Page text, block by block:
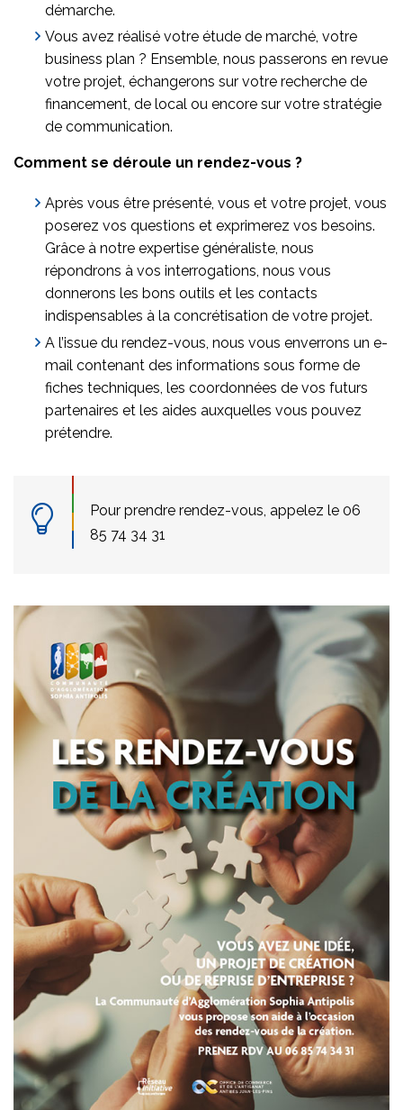
démarche.
Vous avez réalisé votre étude de marché, votre
business plan ? Ensemble, nous passerons en revue
votre projet, échangerons sur votre recherche de
financement, de local ou encore sur votre stratégie
de communication.
Comment se déroule un rendez-vous ?
Après vous être présenté, vous et votre projet, vous
poserez vos questions et exprimerez vos besoins.
Grâce à notre expertise généraliste, nous
répondrons à vos interrogations, nous vous
donnerons les bons outils et les contacts
indispensables à la concrétisation de votre projet.
A l’issue du rendez-vous, nous vous enverrons un e-
mail contenant des informations sous forme de
fiches techniques, les coordonnées de vos futurs
partenaires et les aides auxquelles vous pouvez
prétendre.
Pour prendre rendez-vous, appelez le 06
85 74 34 31